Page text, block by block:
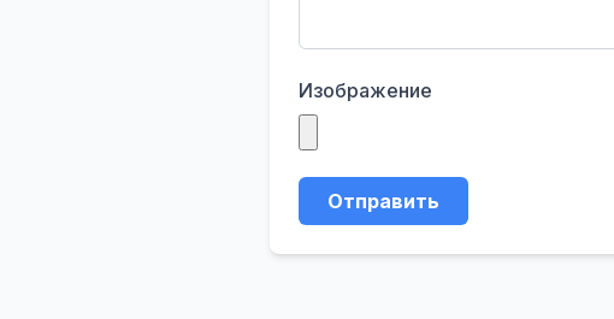
Изображение
Отправить